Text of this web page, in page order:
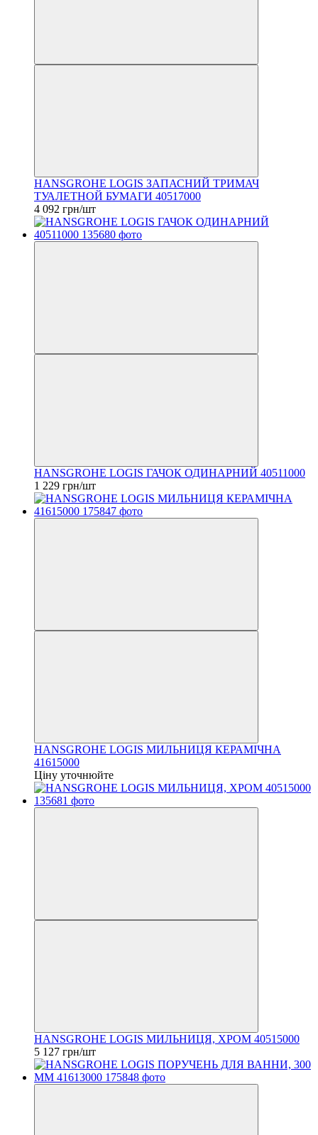
HANSGROHE LOGIS ЗАПАСНИЙ ТРИМАЧ
ТУАЛЕТНОЙ БУМАГИ 40517000
4 092 грн/шт
HANSGROHE LOGIS ГАЧОК ОДИНАРНИЙ 40511000
1 229 грн/шт
HANSGROHE LOGIS МИЛЬНИЦЯ КЕРАМІЧНА
41615000
Ціну уточнюйте
HANSGROHE LOGIS МИЛЬНИЦЯ, ХРОМ 40515000
5 127 грн/шт